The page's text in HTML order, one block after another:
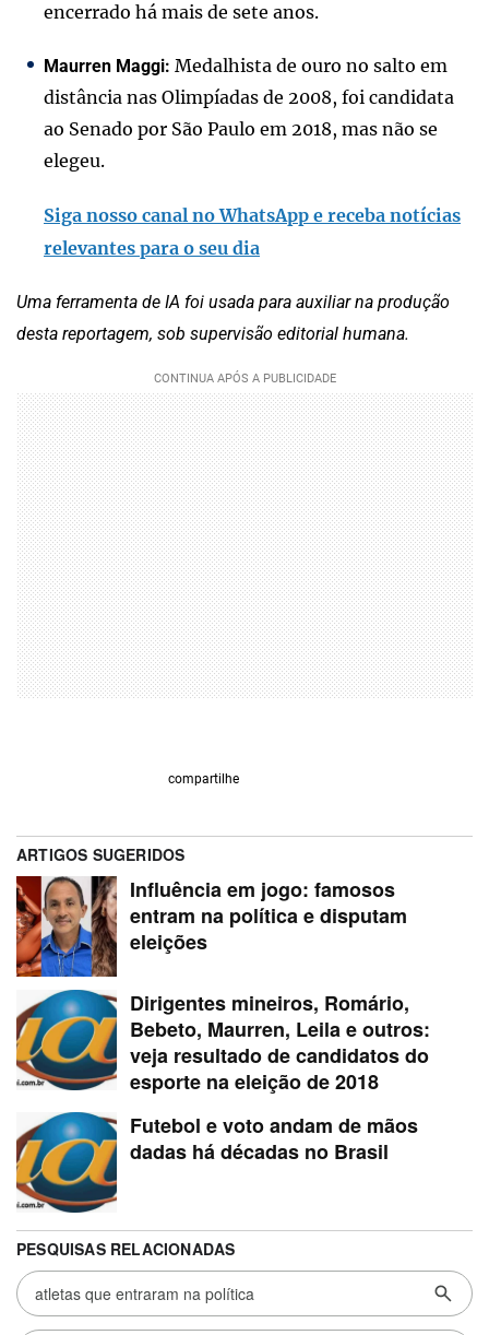
encerrado há mais de sete anos.
Maurren Maggi: Medalhista de ouro no salto em
distância nas Olimpíadas de 2008, foi candidata
ao Senado por São Paulo em 2018, mas não se
elegeu.
Siga nosso canal no WhatsApp e receba notícias
relevantes para o seu dia
Uma ferramenta de IA foi usada para auxiliar na produção
desta reportagem, sob supervisão editorial humana.
compartilhe